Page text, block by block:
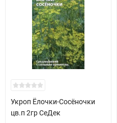
Укроп Ёлочки-Сосёночки
цв.п 2гр СеДек